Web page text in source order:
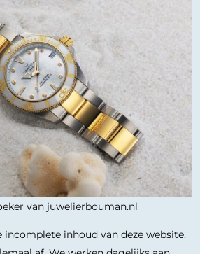
van juwelierbouman.nl
incomplete inhoud van deze website.